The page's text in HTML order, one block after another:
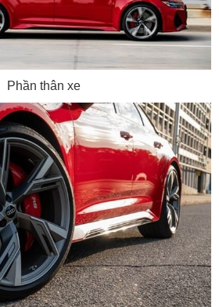
Phần thân xe